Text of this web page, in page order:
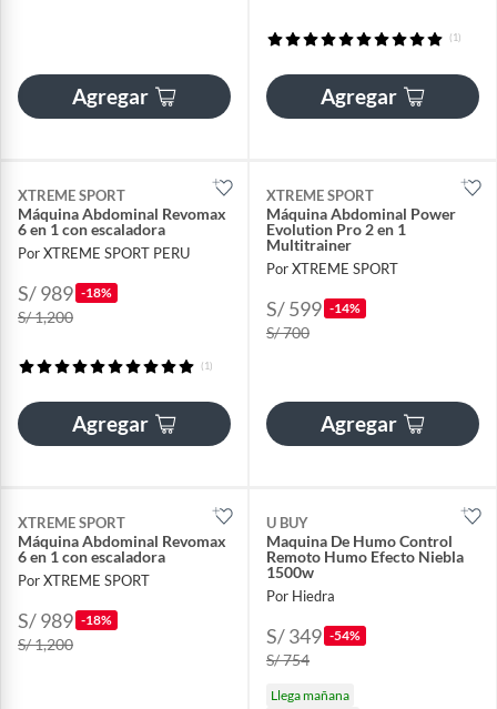
Agregar
(1)
Agregar
XTREME SPORT
Máquina Abdominal Revomax
6 en 1 con escaladora
Por XTREME SPORT PERU
S/ 989 -18%
S/ 1,200
(1)
Agregar
XTREME SPORT
Máquina Abdominal Power
Evolution Pro 2 en 1
Multitrainer
Por XTREME SPORT
S/ 599 -14%
S/ 700
Agregar
XTREME SPORT
Máquina Abdominal Revomax
6 en 1 con escaladora
Por XTREME SPORT
S/ 989 -18%
S/ 1,200
U BUY
Maquina De Humo Control
Remoto Humo Efecto Niebla
1500w
Por Hiedra
S/ 349 -54%
S/ 754
Llega mañana